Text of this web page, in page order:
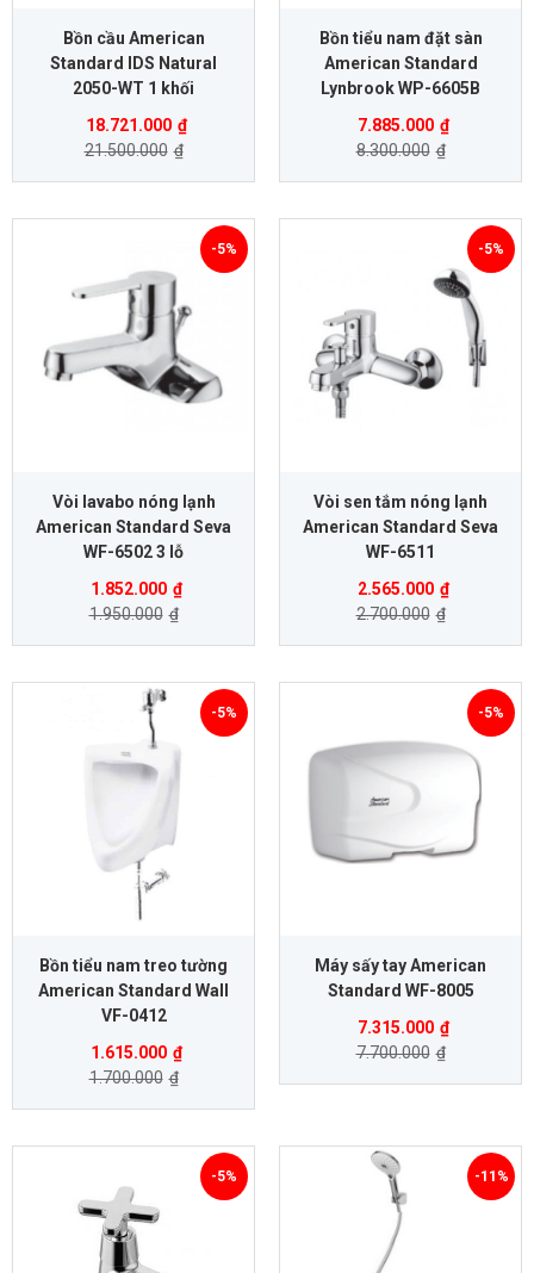
Bồn cầu American
Standard IDS Natural
2050-WT 1 khối
18.721.000 ₫
21.500.000 ₫
Bồn tiểu nam đặt sàn
American Standard
Lynbrook WP-6605B
7.885.000 ₫
8.300.000 ₫
Vòi lavabo nóng lạnh
American Standard Seva
WF-6502 3 lỗ
1.852.000 ₫
1.950.000 ₫
-5%
Vòi sen tắm nóng lạnh
American Standard Seva
WF-6511
2.565.000 ₫
2.700.000 ₫
-5%
Bồn tiểu nam treo tường
American Standard Wall
VF-0412
1.615.000 ₫
1.700.000 ₫
-5%
Máy sấy tay American
Standard WF-8005
7.315.000 ₫
7.700.000 ₫
-5%
-5% -11%